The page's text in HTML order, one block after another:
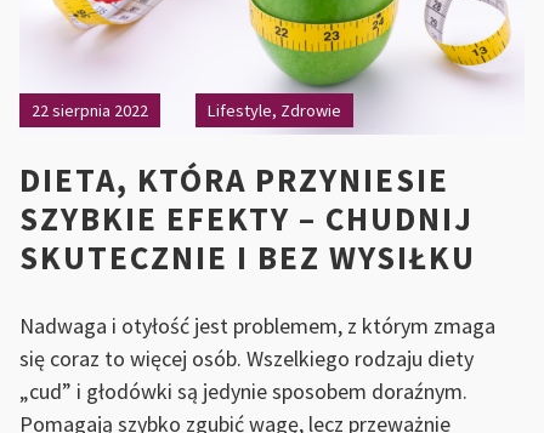
22 sierpnia 2022 Lifestyle, Zdrowie
DIETA, KTÓRA PRZYNIESIE
SZYBKIE EFEKTY – CHUDNIJ
SKUTECZNIE I BEZ WYSIŁKU
Nadwaga i otyłość jest problemem, z którym zmaga
się coraz to więcej osób. Wszelkiego rodzaju diety
„cud” i głodówki są jedynie sposobem doraźnym.
Pomagają szybko zgubić wagę, lecz przeważnie